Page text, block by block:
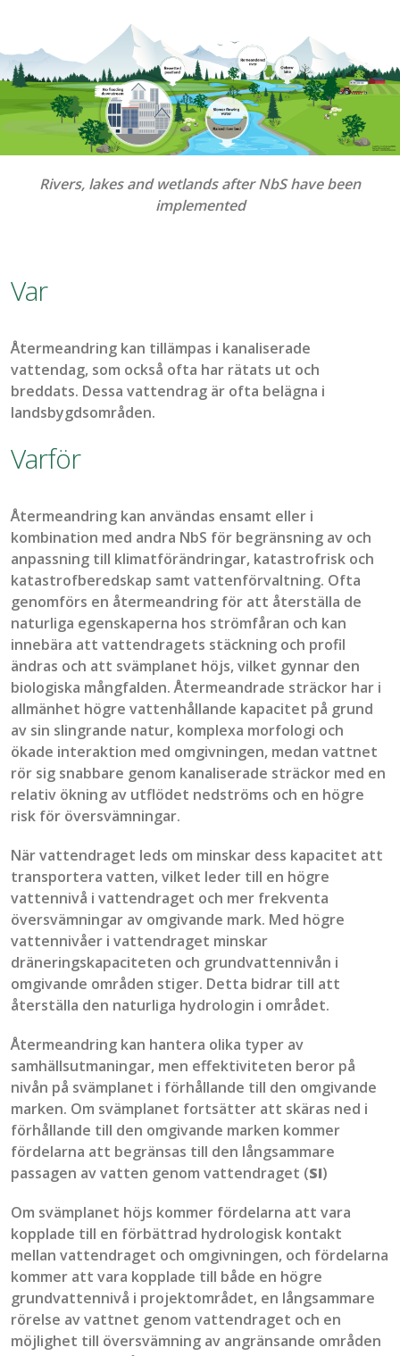
Rivers, lakes and wetlands after NbS have been
implemented
Var
Återmeandring kan tillämpas i kanaliserade
vattendag, som också ofta har rätats ut och
breddats. Dessa vattendrag är ofta belägna i
landsbygdsområden.
Varför
Återmeandring kan användas ensamt eller i
kombination med andra NbS för begränsning av och
anpassning till klimatförändringar, katastrofrisk och
katastrofberedskap samt vattenförvaltning. Ofta
genomförs en återmeandring för att återställa de
naturliga egenskaperna hos strömfåran och kan
innebära att vattendragets stäckning och profil
ändras och att svämplanet höjs, vilket gynnar den
biologiska mångfalden.Återmeandrade sträckor har i
allmänhet högre vattenhållande kapacitet på grund
av sin slingrande natur, komplexa morfologi och
ökade interaktion med omgivningen, medan vattnet
rör sig snabbare genom kanaliserade sträckor med en
relativ ökning av utflödet nedströms och en högre
risk för översvämningar.
Närvattendraget leds om minskar dess kapacitet att
transportera vatten, vilket leder till en högre
vattennivå i vattendraget och mer frekventa
översvämningar av omgivande mark. Med högre
vattennivåer i vattendraget minskar
dräneringskapaciteten och grundvattennivån i
omgivande områden stiger. Detta bidrar till att
återställa den naturliga hydrologin i området.
Återmeandring kan hantera olika typer av
samhällsutmaningar, men effektiviteten beror på
nivån på svämplanet i förhållande till den omgivande
marken. Om svämplanet fortsätter att skäras ned i
förhållande till den omgivande marken kommer
fördelarna att begränsas till den långsammare
passagen av vatten genom vattendraget (SI)
Om svämplanet höjs kommer fördelarna att vara
kopplade till en förbättrad hydrologisk kontakt
mellan vattendraget och omgivningen, och fördelarna
kommer att vara kopplade till både en högre
grundvattennivå i projektområdet, en långsammare
rörelse av vattnet genom vattendraget och en
möjlighet till översvämning av angränsande områden